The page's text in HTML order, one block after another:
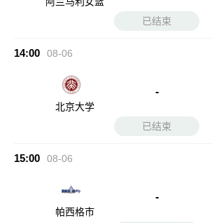
已结束
14:00 08-06
北京大学
-
已结束
15:00 08-06
帕西格市
-